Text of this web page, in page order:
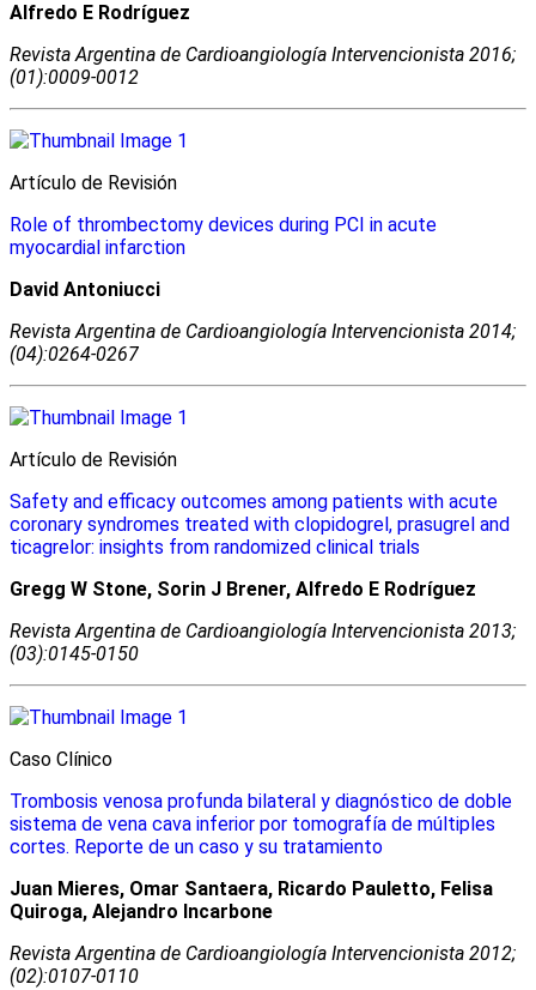
Alfredo E Rodríguez
Revista Argentina de Cardioangiologí­a Intervencionista 2016;
(01):0009-0012
Artículo de Revisión
Role of thrombectomy devices during PCI in acute
myocardial infarction
David Antoniucci
Revista Argentina de Cardioangiologí­a Intervencionista 2014;
(04):0264-0267
Artículo de Revisión
Safety and efficacy outcomes among patients with acute
coronary syndromes treated with clopidogrel, prasugrel and
ticagrelor: insights from randomized clinical trials
Gregg W Stone, Sorin J Brener, Alfredo E Rodríguez
Revista Argentina de Cardioangiologí­a Intervencionista 2013;
(03):0145-0150
Caso Clínico
Trombosis venosa profunda bilateral y diagnóstico de doble
sistema de vena cava inferior por tomografía de múltiples
cortes. Reporte de un caso y su tratamiento
Juan Mieres, Omar Santaera, Ricardo Pauletto, Felisa
Quiroga, Alejandro Incarbone
Revista Argentina de Cardioangiologí­a Intervencionista 2012;
(02):0107-0110